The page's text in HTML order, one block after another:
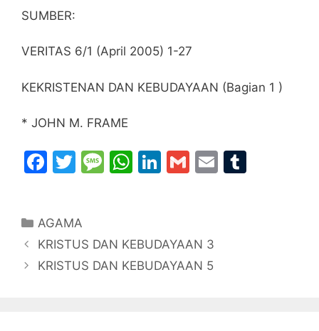
SUMBER:
VERITAS 6/1 (April 2005) 1-27
KEKRISTENAN DAN KEBUDAYAAN (Bagian 1 )
* JOHN M. FRAME
F
e
b
o
T
er
M
a
g
W
A
p
Li
dI
n
G
E
Categories
AGAMA
KRISTUS DAN KEBUDAYAAN 3
KRISTUS DAN KEBUDAYAAN 5